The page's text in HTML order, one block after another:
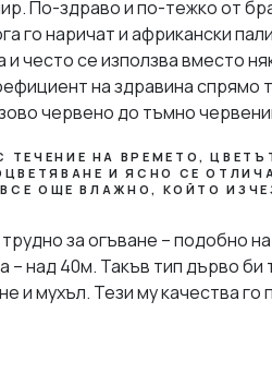
По-здраво и по-тежко от
го наричат и африкански
и често се използва вместо
на здравина спрямо
червено до тъмно
НА ВРЕМЕТО,
И ЯСНО СЕ
ОЩЕ ВЛАЖНО, КОЙТО
за огъване – подобно
над 40м. Такъв тип дърво би
и мухъл. Тези му качества